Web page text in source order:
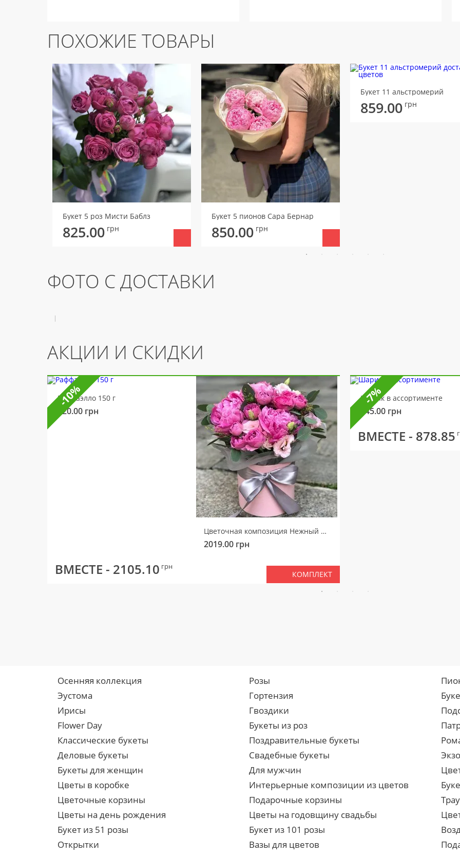
ПОХОЖИЕ ТОВАРЫ
Букет 5 роз Мисти Баблз
825.00 грн
Букет 5 пионов Сара Бернар
850.00 грн
Букет 11 альстромерий
859.00 грн
ФОТО С ДОСТАВКИ
АКЦИИ И СКИДКИ
Раффаэлло 150 г
320.00 грн
Цветочная композиция Нежный мотив
2019.00 грн
ВМЕСТЕ - 2105.10 грн
КОМПЛЕКТ
-10% Шарик в ассортименте
145.00 грн
ВМЕСТЕ - 878.85
-7%
Осенняя коллекция Розы
Эустома
Гортензия
Ирисы
Гвоздики
Flower Day
Букеты из роз
Классические букеты
Поздравительные букеты
Деловые букеты
Свадебные букеты
Букеты для женщин
Для мужчин
Цветы в коробке
Интерьерные композиции из цветов
Цветочные корзины
Подарочные корзины
Цветы на день рождения
Цветы на годовщину свадьбы
Букет из 51 розы
Букет из 101 розы
Открытки
Вазы для цветов